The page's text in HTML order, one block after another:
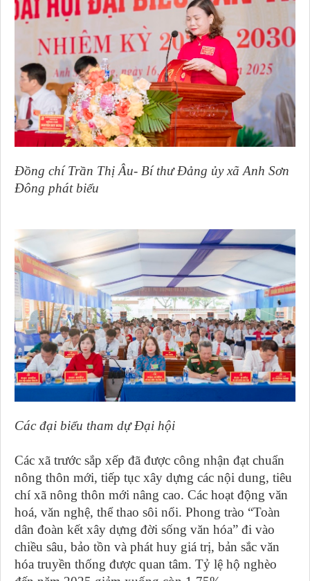
Đồng chí Trần Thị Âu- Bí thư Đảng ủy xã Anh Sơn
Đông phát biểu
Các đại biểu tham dự Đại hội
Các xã trước sắp xếp đã được công nhận đạt chuẩn
nông thôn mới, tiếp tục xây dựng các nội dung, tiêu
chí xã nông thôn mới nâng cao. Các hoạt động văn
hoá, văn nghệ, thể thao sôi nổi. Phong trào “Toàn
dân đoàn kết xây dựng đời sống văn hóa” đi vào
chiều sâu, bảo tồn và phát huy giá trị, bản sắc văn
hóa truyền thống được quan tâm. Tỷ lệ hộ nghèo